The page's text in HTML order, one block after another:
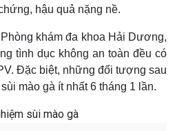
hậu quả nặng nề.
khám đa khoa Hải Dương,
tình dục không an toàn đều có
Đặc biệt, những đối tượng sau
mào gà ít nhất 6 tháng 1 lần.